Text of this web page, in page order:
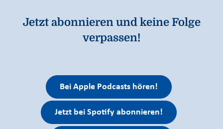
Jetzt abonnieren und keine Folge
verpassen!
Bei Apple Podcasts hören!
Jetzt bei Spotify abonnieren!